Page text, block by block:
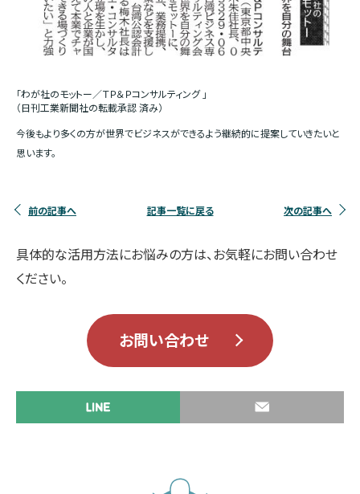
「わが社のモットー／ＴＰ＆Ｐコンサルティング 」
（日刊工業新聞社の転載承認 済み）
今後もより多くの方が世界でビジネスができるよう継続的に提案していきたいと
思います。
前の記事へ 記事一覧に戻る 次の記事へ
具体的な活用方法にお悩みの方は、お気軽にお問い合わせ
ください。
お問い合わせ